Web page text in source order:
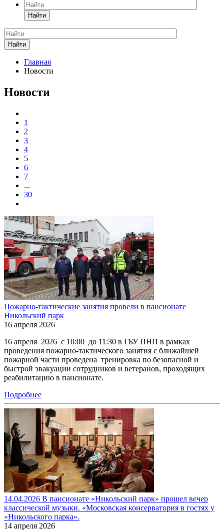
Найти
Найти
Главная
Новости
Новости
1
2
3
4
5
6
7
...
30
Пожарно-тактические занятия провели в пансионате
Никольский парк
16 апреля 2026
16 апреля 2026 с 10:00 до 11:30 в ГБУ ПНП в рамках
проведения пожарно-тактического занятия с ближайшей
пожарной части проведена тренировка по безопасной и
быстрой эвакуации сотрудников и ветеранов, проходящих
реабилитацию в пансионате.
Подробнее
14.04.2026 В пансионате «Никольский парк» прошел вечер
классической музыки. «Московская консерватория в гостях у
«Никольского парка».
14 апреля 2026